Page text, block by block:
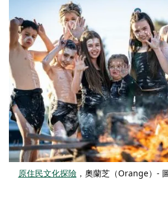
原住民文化探險，奧蘭芝（Orange）-